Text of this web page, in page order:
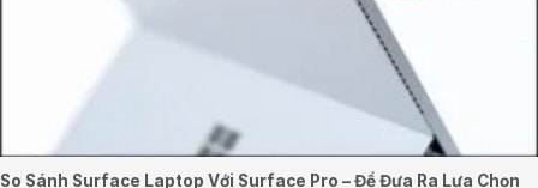
So Sánh Surface Laptop Với Surface Pro – Để Đưa Ra Lựa Chọn